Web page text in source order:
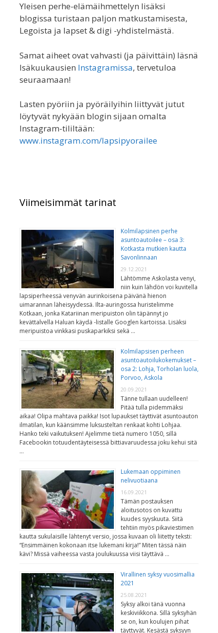
Yleisen perhe-elämäihmettelyn lisäksi
blogissa turistaan paljon matkustamisesta,
Legoista ja lapset & digi -yhdistelmästä.
Samat aiheet ovat vahvasti (ja päivittäin) läsnä
Isäkuukausien Instagramissa, tervetuloa
seuraamaan!
Lasten pyöriin ja pyöräilyihin liittyvät jutut
löytyvät nykyään blogin sijaan omalta
Instagram-tililtään:
www.instagram.com/lapsipyorailee
Viimeisimmät tarinat
Kolmilapsinen perhe
asuntoautoilee – osa 3:
Kotkasta mutkien kautta
Savonlinnaan
29.12.2021
Lähtömme Askolasta venyi,
niin kuin lähdön voi kuvitella
lapsiperheessä venyvän aurinkoisena päivänä hienon
uimarannan läheisyydessä. Ilta-auringossa huristelimme
Kotkaan, jonka Katariinan meripuiston olin täpännyt jo
kevättalvella Haluan käydä -listalle Googlen kartoissa. Lisäksi
meripuistoa vinkkasi puskaparkiksi sekä …
Kolmilapsisen perheen
asuntoautoilukokemukset –
osa 2: Lohja, Torholan luola,
Porvoo, Askola
20.09.2021
Tänne tullaan uudelleen!
Pitää tulla pidemmäksi
aikaa! Olipa mahtava paikka! Isot lupaukset täyttivät asuntoauton
ilmatilan, kun käänsimme luksusteltan renkaat kohti Lohjaa.
Hanko teki vaikutuksen! Ajelimme tietä numero 1050, sillä
Facebookin totuudentäyteisessä bittiavaruudessa joku kehui sitä
…
Lukemaan oppiminen
nelivuotiaana
16.09.2021
Tämän postauksen
aloitusotos on kuvattu
kuudes syyskuuta. Siitä
tehtiin myös pikaviestimen
kautta sukulaisille lähtenyt versio, jossa kuvaan oli liitetty teksti:
“Ensimmäinen kokonaan itse lukemani kirja!” Miten tässä näin
kävi? Missä vaiheessa vasta joulukuussa viisi täyttävä …
Virallinen syksy vuosimallia
2021
25.08.2021
Syksy alkoi tänä vuonna
keskiviikkona. Sillä syksyhän
se on, kun koulujen pihat
täyttyvät. Kesästä syksyyn